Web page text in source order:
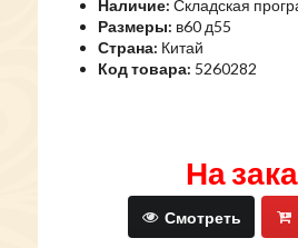
Наличие: Складская
Размеры: в60 д55
Страна: Китай
Код товара: 5260282
На
Смотреть